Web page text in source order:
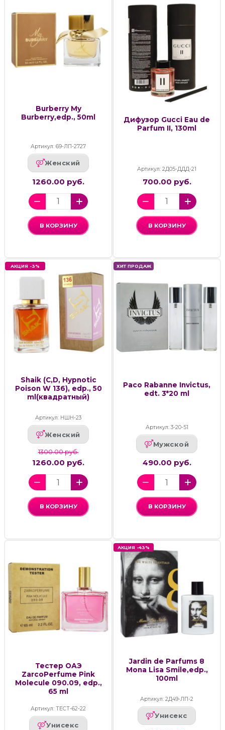
Burberry My
Burberry,edp., 50ml
Артикул: 69-ЛП-2727
Женский
1260.00 руб.
В КОРЗИНУ
Дифузор Gucci Eau de
Parfum II, 130ml
Артикул: 2Д05-ДДД-21
700.00 руб.
В КОРЗИНУ
АКЦИЯ -3%
Shaik (C,D, Hypnotic
Poison W 136), edp., 50
ml(квадратный)
Артикул: НШН-23
Женский
1300.00 руб.
1260.00 руб.
В КОРЗИНУ
ХИТ ПРОДАЖ
Paco Rabanne Invictus,
edt. 3*20 ml
Артикул: 3-20-51
Мужской
490.00 руб.
В КОРЗИНУ
Тестер ОАЭ
ZarcoPerfume Pink
Molecule 090.09, edp.,
65 ml
Артикул: ТЕСТ-62-22
Унисекс
АКЦИЯ -43%
Jardin de Parfums 8
Mona Lisa Smile,edp.,
100ml
Артикул: 2Д49-ЛП-2
Унисекс